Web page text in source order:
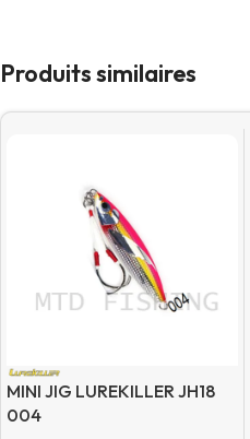
Produits similaires
MINI JIG LUREKILLER JH18
004